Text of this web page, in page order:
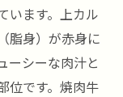
います。上カル
脂身）が赤身に
ーシーな肉汁と
位です。焼肉牛